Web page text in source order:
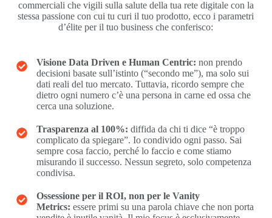
commerciali che vigili sulla salute della tua rete digitale con la
stessa passione con cui tu curi il tuo prodotto, ecco i parametri
d’élite per il tuo business che conferisco:
Visione Data Driven e Human Centric: non prendo
decisioni basate sull’istinto (“secondo me”), ma solo sui
dati reali del tuo mercato. Tuttavia, ricordo sempre che
dietro ogni numero c’è una persona in carne ed ossa che
cerca una soluzione.
Trasparenza al 100%: diffida da chi ti dice “è troppo
complicato da spiegare”. Io condivido ogni passo. Sai
sempre cosa faccio, perché lo faccio e come stiamo
misurando il successo. Nessun segreto, solo competenza
condivisa.
Ossessione per il ROI, non per le Vanity
Metrics: essere primi su una parola chiave che non porta